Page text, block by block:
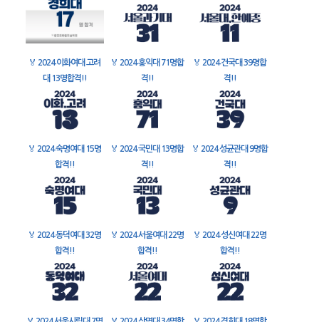
🏅 2024 이화여대 고려
대 13명합격!!
🏅 2024 홍익대 71명합
격!!
🏅 2024 건국대 39명합
격!!
🏅 2024 숙명여대 15명
합격!!
🏅 2024 국민대 13명합
격!!
🏅 2024 성균관대 9명합
격!!
🏅 2024 동덕여대 32명
합격!!
🏅 2024 서울여대 22명
합격!!
🏅 2024 성신여대 22명
합격!!